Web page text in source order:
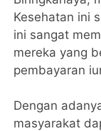
Kesehatan ini
ini sangat
mereka yang
pembayaran
Dengan
masyarakat